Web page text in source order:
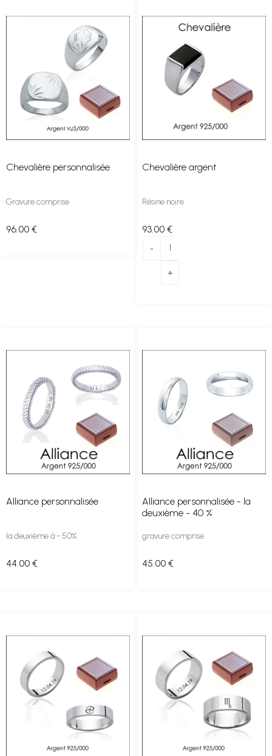
Chevalière personnalisée
Gravure comprise
96.00 €
Chevalière argent
Résine noire
93.00 €
Alliance personnalisée
la deuxième à - 50%
44.00 €
Alliance personnalisée - la
deuxième - 40 %
gravure comprise
45.00 €